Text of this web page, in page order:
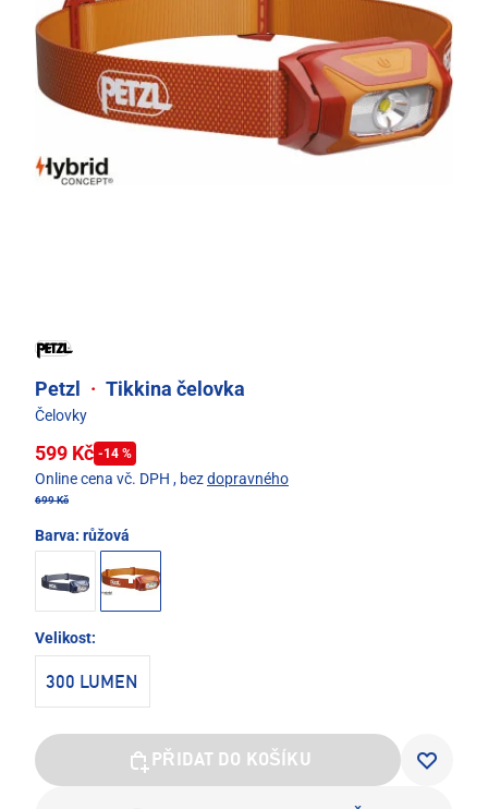
Petzl · Tikkina čelovka
Čelovky
599 Kč -14 %
Online cena vč. DPH , bezdopravného
699 Kč
Barva: růžová
Velikost:
300 LUMEN
PŘIDAT DO KOŠÍKU